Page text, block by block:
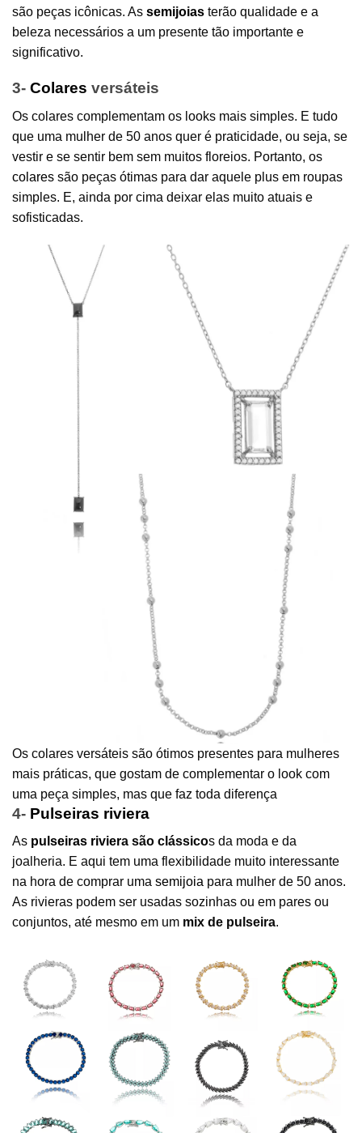
são peças icônicas. As semijoias terão qualidade e a
beleza necessários a um presente tão importante e
significativo.
3- Colares versáteis
Os colares complementam os looks mais simples. E tudo
que uma mulher de 50 anos quer é praticidade, ou seja, se
vestir e se sentir bem sem muitos floreios. Portanto, os
colares são peças ótimas para dar aquele plus em roupas
simples. E, ainda por cima deixar elas muito atuais e
sofisticadas.
Os colares versáteis são ótimos presentes para mulheres
mais práticas, que gostam de complementar o look com
uma peça simples, mas que faz toda diferença
4- Pulseiras riviera
As pulseiras riviera são clássicos da moda e da
joalheria. E aqui tem uma flexibilidade muito interessante
na hora de comprar uma semijoia para mulher de 50 anos.
As rivieras podem ser usadas sozinhas ou em pares ou
conjuntos, até mesmo em um mix de pulseira.